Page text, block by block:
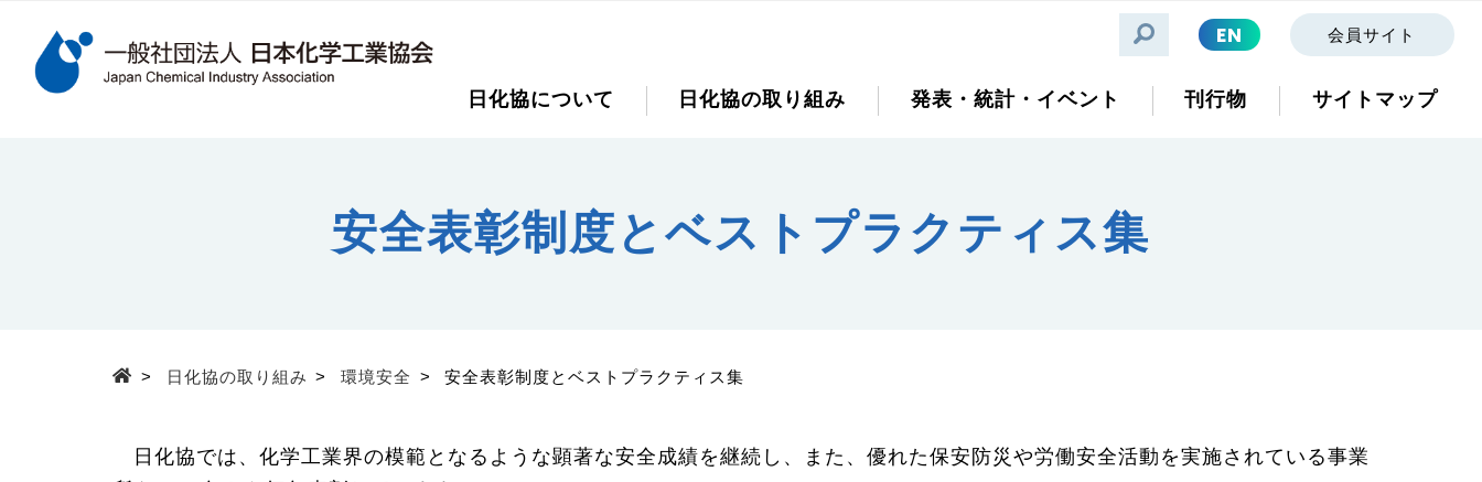
検索キーワード EN 会員サイト
日化協について 日化協の取り組み 発表・統計・イベント 刊行物 サイトマップ
安全表彰制度とベストプラクティス集
> 日化協の取り組み > 環境安全 > 安全表彰制度とベストプラクティス集
日化協では、化学工業界の模範となるような顕著な安全成績を継続し、また、優れた保安防災や労働安全活動を実施されている事業